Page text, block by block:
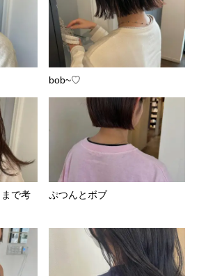
bob~♡
で考
ぷつんとボブ